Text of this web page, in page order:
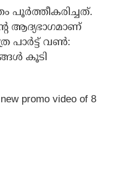
പൂര്‍ത്തീകരിച്ചത്.
ആദ്യഭാഗമാണ്
പാര്‍ട്ട് വണ്‍:
കൂടി
promo video of 8